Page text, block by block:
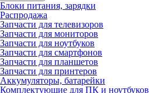
Блоки питания, зарядки
Распродажа
Запчасти для телевизоров
Запчасти для мониторов
Запчасти для ноутбуков
Запчасти для смартфонов
Запчасти для планшетов
Запчасти для принтеров
Аккумуляторы, батарейки
Комплектующие для ПК и ноутбуков